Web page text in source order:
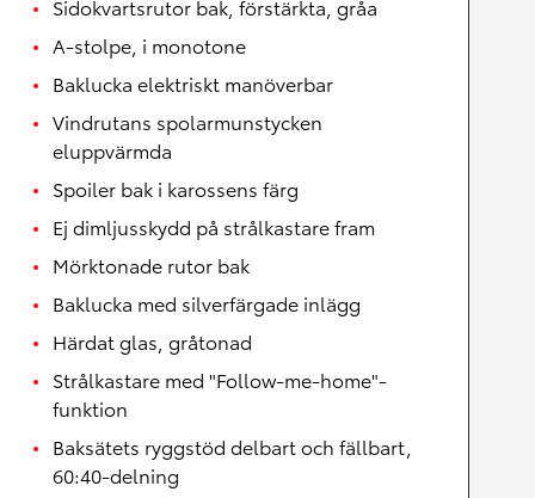
Sidokvartsrutor bak, förstärkta, gråa
A-stolpe, i monotone
Baklucka elektriskt manöverbar
Vindrutans spolarmunstycken
eluppvärmda
Spoiler bak i karossens färg
Ej dimljusskydd på strålkastare fram
Mörktonade rutor bak
Baklucka med silverfärgade inlägg
Härdat glas, gråtonad
Strålkastare med "Follow-me-home"-
funktion
Baksätets ryggstöd delbart och fällbart,
60:40-delning